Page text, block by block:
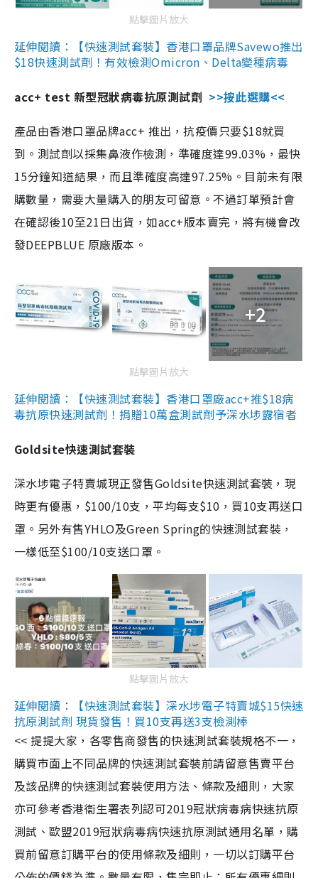
點擊圖片放大
延伸閱讀：【快速測試套裝】香港口罩品牌Savewo推出
$18快速測試劑！有效檢測Omicron、Delta變種病毒
acc+ test 新型冠狀病毒抗原測試劑 >>按此選購<<
產品由香港口罩品牌acc+ 推出，抗疫價只要$18就買
到。測試劑以採集鼻液作檢測，準確度達99.03%，最快
15分鐘知道結果，而且準確度高達97.25%。目前未有限
購數量，需要大量購入的朋友可留意。不過訂單預計會
在確認後10至21日出貨，如acc+版本賣完，將有機會改
發DEEPBLUE 原廠版本。
+2
點擊圖片放大
延伸閱讀：【快速測試套裝】香港口罩廠acc+推$18病
毒抗原快速測試劑！捐贈10萬盒測試劑予深水埗露宿者
Goldsite快速測試套裝
深水埗電子特賣城現正發售Goldsite快速測試套裝，現
時更有優惠，$100/10支，平均每支$10，買10支再送口
罩。另外有售YHLO及Green Spring的快速測試套裝，
一樣低至$100/10支送口罩。
點擊圖片放大
延伸閱讀：【快速測試套裝】深水埗電子特賣城$15快速
抗原測試劑 現貨發售！買10支再送3支檢測棒
<< 提提大家，各零售商發售的快速測試套裝規格不一，
購買市面上不同品牌的快速測試套裝前請留意售賣平台
及該品牌的快速測試套裝使用方法、條款及細則，大家
亦可參考香港衞生署表列認可2019冠狀病毒病快速抗原
測試、歐盟2019冠狀病毒病快速抗原測試通用名單，購
買前留意訂購平台的使用條款及細則，一切以訂購平台